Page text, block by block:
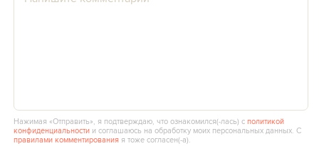
Нажимая «Отправить», я подтверждаю, что ознакомился(‑лась) сполитикой
конфиденциальности и соглашаюсь на обработку моих персональных данных. С
правилами комментирования я тоже согласен(‑а).